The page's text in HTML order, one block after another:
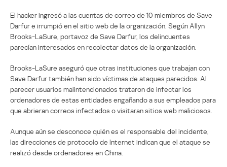
El hacker ingresó a las cuentas de correo de 10 miembros de Save
Darfur e irrumpió en el sitio web de la organización. Según Allyn
Brooks-LaSure, portavoz de Save Darfur, los delincuentes
parecían interesados en recolectar datos de la organización.
Brooks-LaSure aseguró que otras instituciones que trabajan con
Save Darfur también han sido víctimas de ataques parecidos. Al
parecer usuarios malintencionados trataron de infectar los
ordenadores de estas entidades engañando a sus empleados para
que abrieran correos infectados o visitaran sitios web maliciosos.
Aunque aún se desconoce quién es el responsable del incidente,
las direcciones de protocolo de Internet indican que el ataque se
realizó desde ordenadores en China.